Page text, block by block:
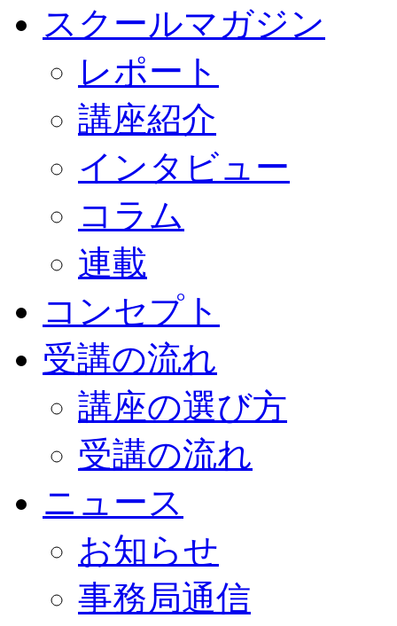
スクールマガジン
レポート
講座紹介
インタビュー
コラム
連載
コンセプト
受講の流れ
講座の選び方
受講の流れ
ニュース
お知らせ
事務局通信